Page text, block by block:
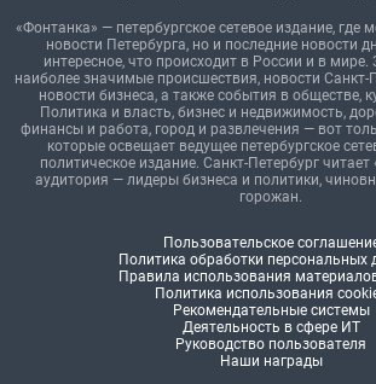
«Фонтанка» — петербургское сетевое издание, где
новости Петербурга, но и последние новости
интересное, что происходит в России и в
наиболее значимые происшествия, новости Санкт-
новости бизнеса, а также события в обществе,
Политика и власть, бизнес и недвижимость,
финансы и работа, город и развлечения — вот
которые освещает ведущее петербургское
политическое издание. Санкт-Петербург
аудитория — лидеры бизнеса и политики,
горожан.
Пользовательское
Политика обработки персональных
Правила использования
Политика использования
Рекомендательные системы
Деятельность в сфере ИТ
Руководство пользователя
Наши награды